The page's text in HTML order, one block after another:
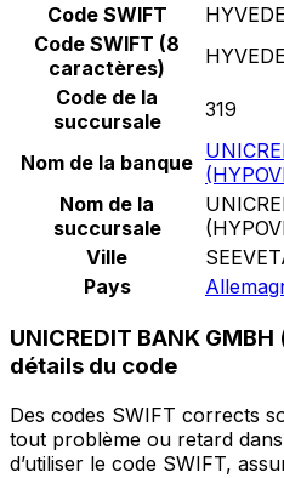
Code SWIFT
Code SWIFT (8
caractères)
Code de la
succursale
319
Nom de la banque
Nom de la
succursale
Ville
Pays
UNICREDIT BANK
détails du code
Des codes SWIFT corrects
tout problème ou retard
d’utiliser le code SWIFT,